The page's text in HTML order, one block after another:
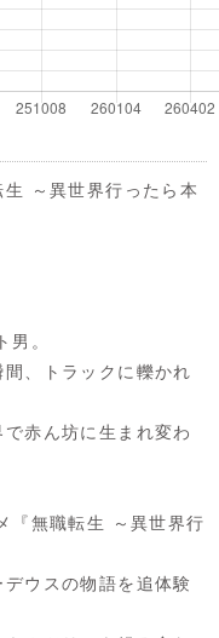
～異世界行ったら本
。
、トラックに轢かれ
赤ん坊に生まれ変わ
『無職転生 ～異世界行
ウスの物語を追体験